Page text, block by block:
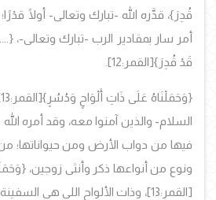
قُدِرَ}، قدَّره الله -تبارك وتعالى- أولًا
أمر سار بمقادير الرب -تبارك وتعالى-،
قَدْ قُدِرَ}[القمر:12].
{وَحَمَلْنَاهُ عَلَى ذَاتِ أَلْوَاحٍ وَدُسُرٍ}
السلام- والذين آمنوا معه، وقد أمره
فيها من دواب الأرض ومن
ونوع من أنواعها ذكر وأنثى زوجين،
[القمر:13]، وذات الألواح اللي هي السفينة،